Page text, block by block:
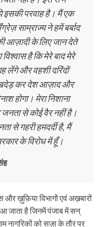
इसकी परवाह है। मैं एक
साम्राज्य ने हमें बर्बाद
आज़ादी के लिए जान देते
है कि मेरे बाद मेरे
लेंगे और वहशी दरिंदों
कर देश आज़ाद और
होगा। मेरा निशाना
से कोई वैर नहीं है।
से गहरी हमदर्दी है, मैं
के विरोध में हूँ।
और ख़ुफ़िया विभागों एवं अख़बारों
जाता है जिनमें पंजाब में सन्
नागरिकों को सज़ा के तौर पर